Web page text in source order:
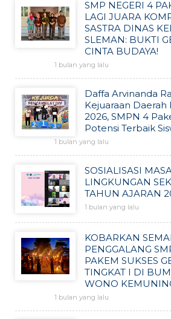
SMP NEGERI 4
LAGI JUARA
SASTRA DINAS
SLEMAN: BUKTI
CINTA BUDAYA!
1 bulan yang lalu
Daffa Arvinanda
Kejuaraan Daerah
2026, SMPN 4
Potensi Terbaik
1 bulan yang lalu
SOSIALISASI
LINGKUNGAN
TAHUN AJARAN
1 bulan yang lalu
KOBARKAN
PENGGALANG
PAKEM SUKSES
TINGKAT I DI
WONO
1 bulan yang lalu